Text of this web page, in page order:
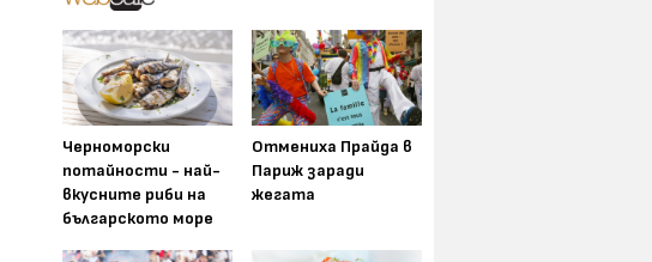
Черноморски
потайности - най-
вкусните риби на
българското море
Отмениха Прайда в
Париж заради
жегата